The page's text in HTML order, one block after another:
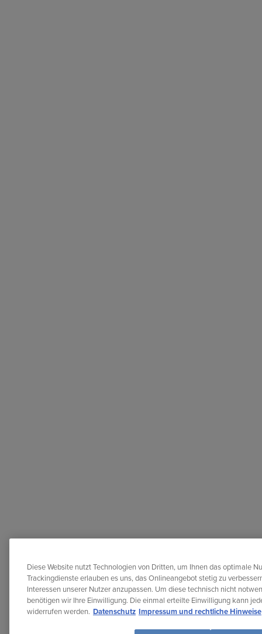
Diese Website nutzt Technologien von Dritten, um Ihnen das optimale
Trackingdienste erlauben es uns, das Onlineangebot stetig zu
Interessen unserer Nutzer anzupassen. Um diese technisch nicht
benötigen wir Ihre Einwilligung. Die einmal erteilte Einwilligung kann
widerrufen werden. Datenschutz Impressum und rechtliche Hinweise